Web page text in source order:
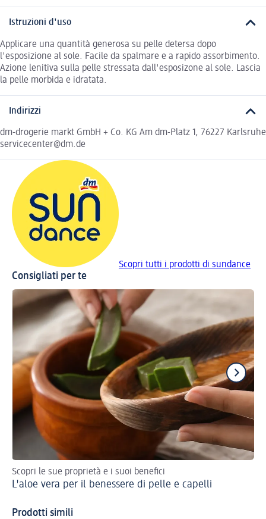
Istruzioni d'uso
Applicare una quantità generosa su pelle detersa dopo
l'esposizione al sole. Facile da spalmare e a rapido assorbimento.
Azione lenitiva sulla pelle stressata dall'esposizone al sole. Lascia
la pelle morbida e idratata.
Indirizzi
dm-drogerie markt GmbH + Co. KG Am dm-Platz 1, 76227 Karlsruhe
servicecenter@dm.de
Scopri tutti i prodotti di sundance
Consigliati per te
Scopri le sue proprietà e i suoi benefici
L'aloe vera per il benessere di pelle e capelli
Prodotti simili